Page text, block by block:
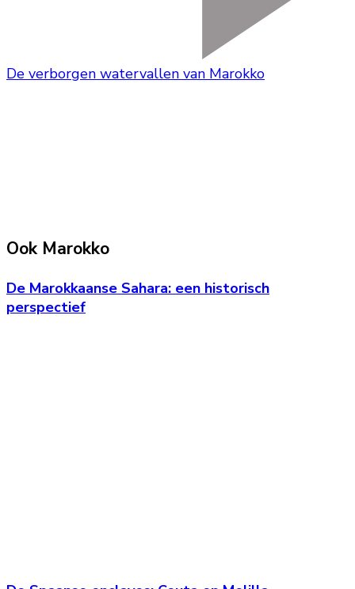
De verborgen watervallen van Marokko
Ook Marokko
De Marokkaanse Sahara: een historisch
perspectief